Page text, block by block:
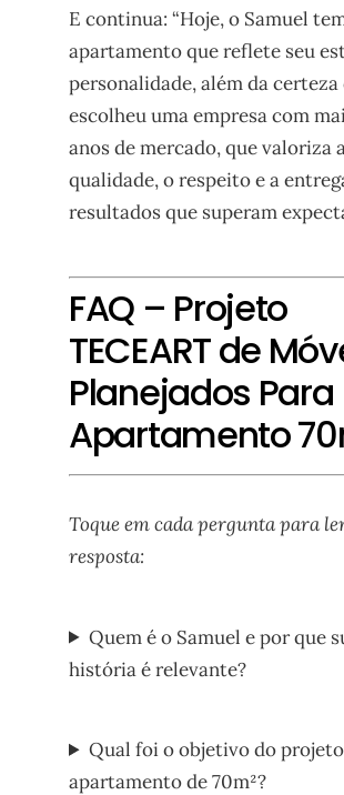
E continua: “Hoje, o Samuel
apartamento que reflete seu
personalidade, além da certeza
escolheu uma empresa com
anos de mercado, que valoriza
qualidade, o respeito e a
resultados que superam
FAQ – Projeto
TECEART de
Planejados Para
Apartamento
Toque em cada pergunta para
resposta:
Quem é o Samuel e por que
história é relevante?
Qual foi o objetivo do
apartamento de 70m²?